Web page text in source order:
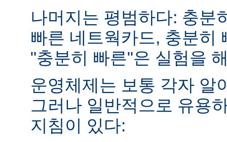
나머지는 평범하다: 충분
빠른 네트웍카드, 충분히
"충분히 빠른"은 실험을
운영체제는 보통 각자 알
그러나 일반적으로 유용
지침이 있다: